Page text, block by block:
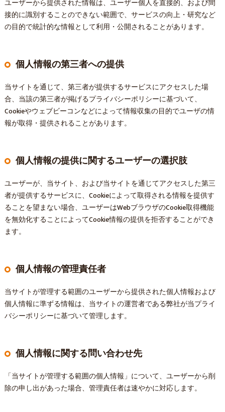
ユーザーから提供された情報は、ユーザー個人を直接的、および間
接的に識別することのできない範囲で、サービスの向上・研究など
の目的で統計的な情報として利用・公開されることがあります。
個人情報の第三者への提供
当サイトを通じて、第三者が提供するサービスにアクセスした場
合、当該の第三者が掲げるプライバシーポリシーに基づいて、
Cookieやウェブビーコンなどによって情報収集の目的でユーザの情
報が取得・提供されることがあります。
個人情報の提供に関するユーザーの選択肢
ユーザーが、当サイト、および当サイトを通じてアクセスした第三
者が提供するサービスに、Cookieによって取得される情報を提供す
ることを望まない場合、ユーザーはWebブラウザのCookie取得機能
を無効化することによってCookie情報の提供を拒否することができ
ます。
個人情報の管理責任者
当サイトが管理する範囲のユーザーから提供された個人情報および
個人情報に準ずる情報は、当サイトの運営者である弊社が当プライ
バシーポリシーに基づいて管理します。
個人情報に関する問い合わせ先
「当サイトが管理する範囲の個人情報」について、ユーザーから削
除の申し出があった場合、管理責任者は速やかに対応します。